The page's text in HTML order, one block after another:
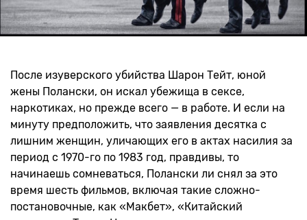
После изуверского убийства Шарон Тейт, юной
жены Полански, он искал убежища в сексе,
наркотиках, но прежде всего — в работе. И если на
минуту предположить, что заявления десятка с
лишним женщин, уличающих его в актах насилия за
период с 1970-го по 1983 год, правдивы, то
начинаешь сомневаться, Полански ли снял за это
время шесть фильмов, включая такие сложно-
постановочные, как «Макбет», «Китайский